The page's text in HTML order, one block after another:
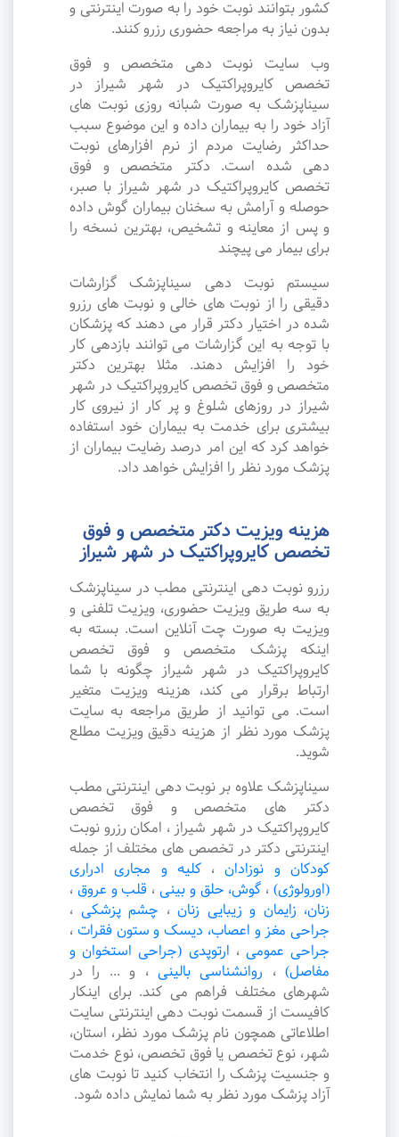
کشور بتوانند نوبت خود را به صورت اینترنتی و
بدون نیاز به مراجعه حضوری رزرو کنند.
وب سایت نوبت دهی متخصص و فوق
تخصص کایروپراکتیک در شهر شیراز در
سیناپزشک به صورت شبانه روزی نوبت های
آزاد خود را به بیماران داده و این موضوع سبب
حداکثر رضایت مردم از نرم افزارهای نوبت
دهی شده است. دکتر متخصص و فوق
تخصص کایروپراکتیک در شهر شیراز با صبر،
حوصله و آرامش به سخنان بیماران گوش داده
و پس از معاینه و تشخیص، بهترین نسخه را
برای بیمار می پیچند
سیستم نوبت دهی سیناپزشک گزارشات
دقیقی را از نوبت های خالی و نوبت های رزرو
شده در اختیار دکتر قرار می دهند که پزشکان
با توجه به این گزارشات می توانند بازدهی کار
خود را افزایش دهند. مثلا بهترین دکتر
متخصص و فوق تخصص کایروپراکتیک در شهر
شیراز در روزهای شلوغ و پر کار از نیروی کار
بیشتری برای خدمت به بیماران خود استفاده
خواهد کرد که این امر درصد رضایت بیماران از
پزشک مورد نظر را افزایش خواهد داد.
هزینه ویزیت دکتر متخصص و فوق
تخصص کایروپراکتیک در شهر شیراز
رزرو نوبت دهی اینترنتی مطب در سیناپزشک
به سه طریق ویزیت حضوری، ویزیت تلفنی و
ویزیت به صورت چت آنلاین است. بسته به
اینکه پزشک متخصص و فوق تخصص
کایروپراکتیک در شهر شیراز چگونه با شما
ارتباط برقرار می کند، هزینه ویزیت متغیر
است. می توانید از طریق مراجعه به سایت
پزشک مورد نظر از هزینه دقیق ویزیت مطلع
شوید.
سیناپزشک علاوه بر نوبت دهی اینترنتی مطب
دکتر های متخصص و فوق تخصص
کایروپراکتیک در شهر شیراز ، امکان رزرو نوبت
اینترنتی دکتر در تخصص های مختلف از جمله
کودکان و نوزادان ،کلیه و مجاری ادراری
(اورولوژی) ، گوش، حلق و بینی ، قلب و عروق ،
زنان، زایمان و زیبایی زنان ، چشم پزشکی ،
جراحی مغز و اعصاب، دیسک و ستون فقرات ،
جراحی عمومی ، ارتوپدی (جراحی استخوان و
مفاصل) ، روانشناسی بالینی ، و ... را در
شهرهای مختلف فراهم می کند. برای اینکار
کافیست از قسمت نوبت دهی اینترنتی سایت
اطلاعاتی همچون نام پزشک مورد نظر، استان،
شهر، نوع تخصص یا فوق تخصص، نوع خدمت
و جنسیت پزشک را انتخاب کنید تا نوبت های
آزاد پزشک مورد نظر به شما نمایش داده شود.